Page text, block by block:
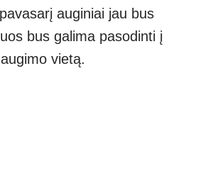
auginiai jau bus
bus galima pasodinti į
vietą.